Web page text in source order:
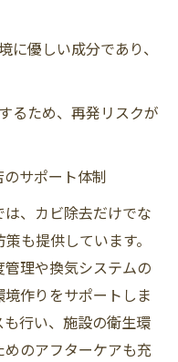
に優しい成分であり、
るため、再発リスクが
サポート体制
、カビ除去だけでな
も提供しています。
理や換気システムの
作りをサポートしま
行い、施設の衛生環
のアフターケアも充